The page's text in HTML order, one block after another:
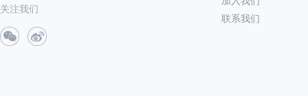
关注我们
联系我们